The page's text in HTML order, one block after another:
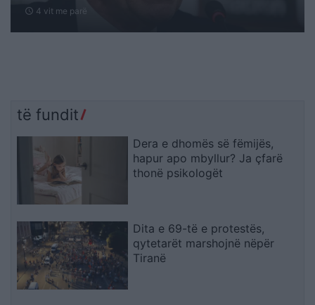
schedule 4 vit me parë
të fundit
Dera e dhomës së fëmijës,
hapur apo mbyllur? Ja çfarë
thonë psikologët
Dita e 69-të e protestës,
qytetarët marshojnë nëpër
Tiranë